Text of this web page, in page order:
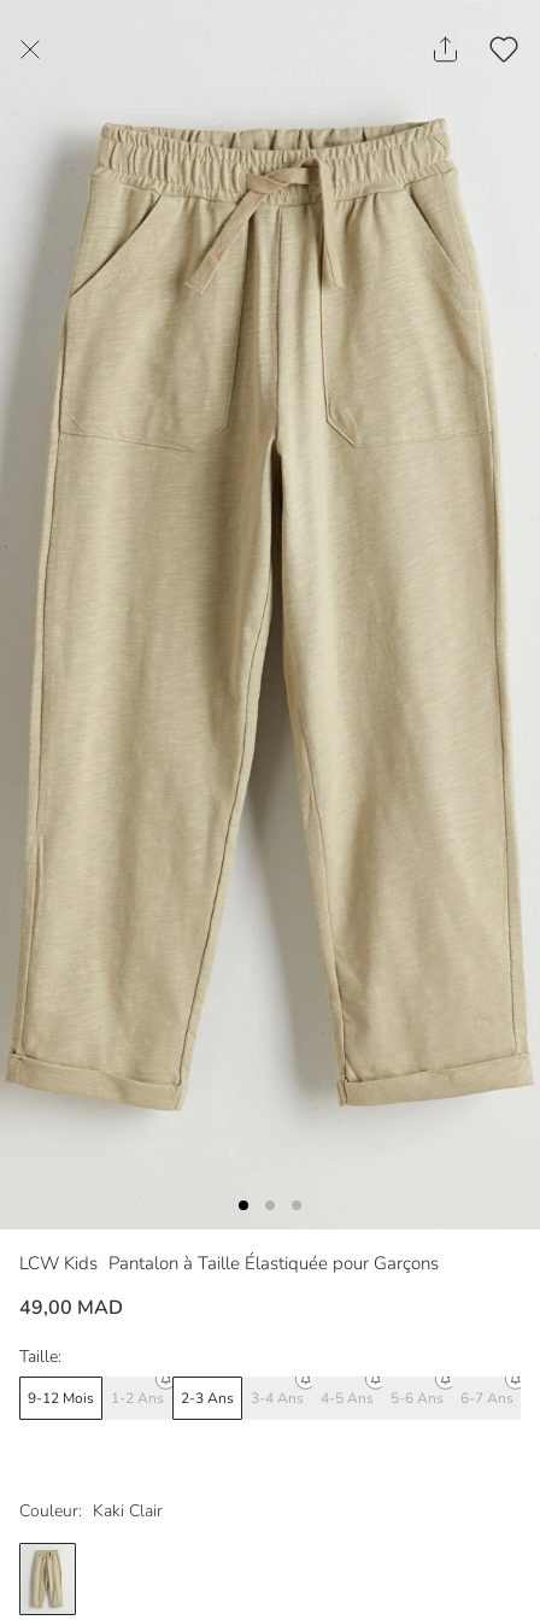
LCW Kids Pantalon à Taille Élastiquée pour Garçons
49,00 MAD
Couleur: Kaki Clair
Taille:
9-12 Mois 1-2 Ans 2-3 Ans 3-4 Ans 4-5 Ans 5-6 Ans 6-7 Ans